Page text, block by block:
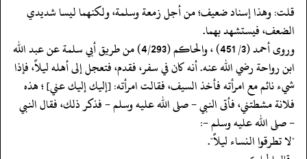
‏‏‏‏قلت: وهذا إسناد ضعيف؛ من أجل زمعة وسلمة، ولكنهما ليسا شديدي
الضعف، فيستشهد بهما.
‏‏‏‏وروى أحمد (3/ 451) ، والحاكم (4/293) من طريق أبي سلمة عن عبد الله
ابن رواحة رضي الله عنه. أنه كان في سفر، فقدم، فتعجل إلى أهله ليلاً، فإذا
شيء نائم مع امرأته فأخذ السيف، فقالت امرأته: [إليك إليك عني] ؛ هذه
فلانة مشطتني، فأتى النبي - صلى الله عليه وسلم - فذكر ذلك، فقال النبي
- صلى الله عليه وسلم -:
‏‏‏‏"لا تطرقوا النساء ليلاً".